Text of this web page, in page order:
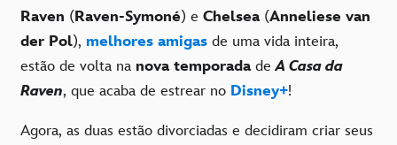
Raven (Raven-Symoné) e Chelsea (Anneliese van
der Pol), melhores amigas de uma vida inteira,
estão de volta na nova temporada deA Casa da
Raven, que acaba de estrear no Disney+!
Agora, as duas estão divorciadas e decidiram criar seus